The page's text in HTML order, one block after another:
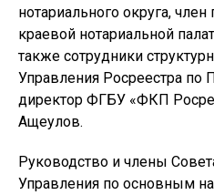
нотариального округа,
краевой нотариальной
также сотрудники
Управления Росреестра
директор ФГБУ «ФКП
Ащеулов.
Руководство и члены
Управления по основным